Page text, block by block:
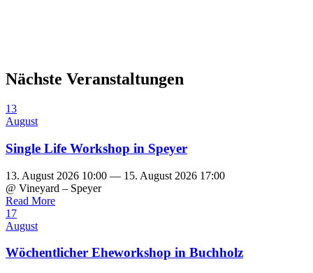
Nächste Veranstaltungen
13
August
Single Life Workshop in Speyer
13. August 2026 10:00 — 15. August 2026 17:00
@ Vineyard – Speyer
Read More
17
August
Wöchentlicher Eheworkshop in Buchholz